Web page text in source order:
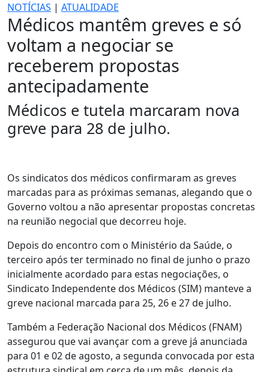
NOTÍCIAS | ATUALIDADE
Médicos mantêm greves e só
voltam a negociar se
receberem propostas
antecipadamente
Médicos e tutela marcaram nova
greve para 28 de julho.
Os sindicatos dos médicos confirmaram as greves
marcadas para as próximas semanas, alegando que o
Governo voltou a não apresentar propostas concretas
na reunião negocial que decorreu hoje.
Depois do encontro com o Ministério da Saúde, o
terceiro após ter terminado no final de junho o prazo
inicialmente acordado para estas negociações, o
Sindicato Independente dos Médicos (SIM) manteve a
greve nacional marcada para 25, 26 e 27 de julho.
Também a Federação Nacional dos Médicos (FNAM)
assegurou que vai avançar com a greve já anunciada
para 01 e 02 de agosto, a segunda convocada por esta